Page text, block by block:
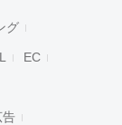
グ
EC
告